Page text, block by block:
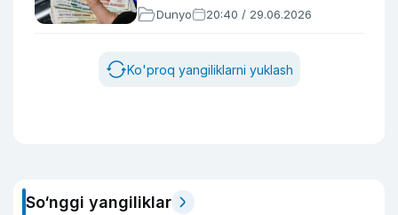
Dunyo 20:40 / 29.06.2026
Ko'proq yangiliklarni yuklash
So‘nggi yangiliklar